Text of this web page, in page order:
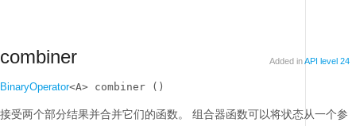
combiner Added inAPI level 24
BinaryOperator<A> combiner ()
接受两个部分结果并合并它们的函数。
组合器函数可以将状态从一个参